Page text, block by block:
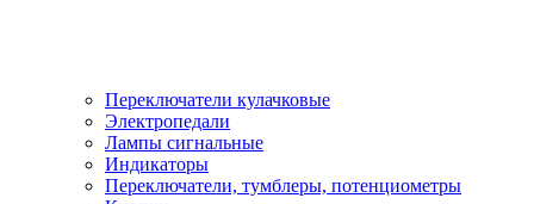
Переключатели кулачковые
Электропедали
Лампы сигнальные
Индикаторы
Переключатели, тумблеры, потенциометры